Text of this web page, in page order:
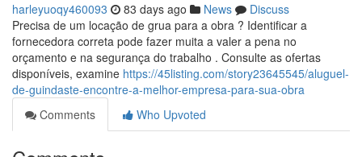
harleyuoqy460093 83 days ago News
Discuss
Precisa de um locação de grua para a obra ? Identificar a
fornecedora correta pode fazer muita a valer a pena no
orçamento e na segurança do trabalho . Consulte as ofertas
disponíveis, examine https://45listing.com/story23645545/aluguel-
de-guindaste-encontre-a-melhor-empresa-para-sua-obra
Comments
Who Upvoted